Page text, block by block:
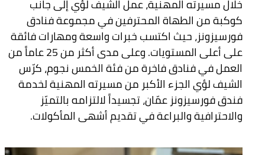
خلال مسيرته المهنية، عمل الشيف لؤي إلى جانب
كوكبة من الطهاة المحترفين في مجموعة فنادق
فورسيزونز، حيث اكتسب خبرات واسعة ومهارات فائقة
على أعلى المستويات. وعلى مدى أكثر من 25 عاماً من
العمل في فنادق فاخرة من فئة الخمس نجوم، كرّس
الشيف لؤي الجزء الأكبر من مسيرته المهنية لخدمة
فندق فورسيزونز عمّان، تجسيداً لالتزامه بالتميّز
والاحترافية والبراعة في تقديم أشهى المأكولات.